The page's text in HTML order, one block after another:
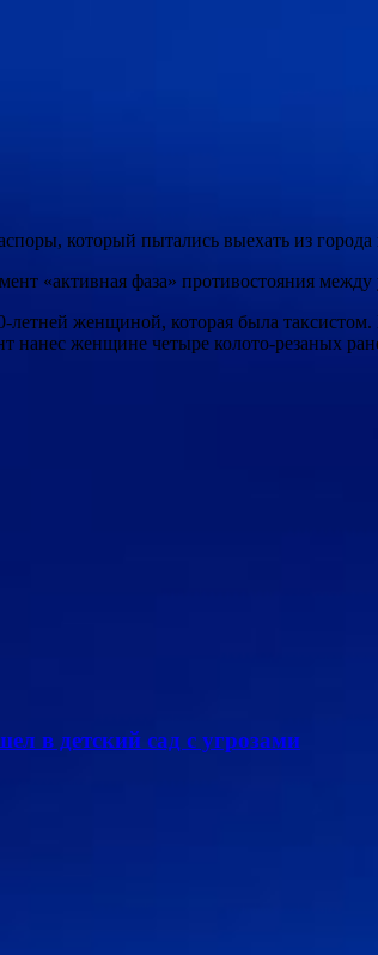
который пытались выехать из
«активная фаза» противостояния
женщиной, которая была
женщине четыре колото-резаных
в детский сад с угрозами